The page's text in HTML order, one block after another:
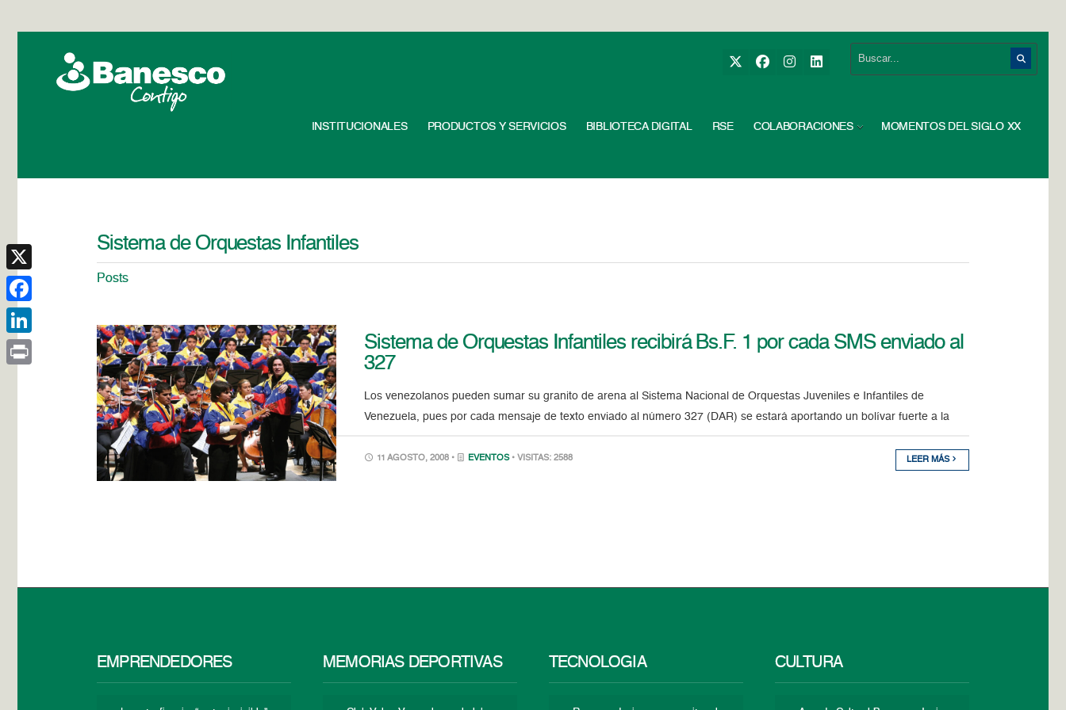
INSTITUCIONALES PRODUCTOS Y SERVICIOS BIBLIOTECA DIGITAL RSE COLABORACIONES MOMENTOS DEL SIGLO XX
Sistema de Orquestas Infantiles
Posts
Sistema de Orquestas Infantiles recibirá Bs.F. 1 por cada SMS enviado al
327
Los venezolanos pueden sumar su granito de arena al Sistema Nacional de Orquestas Juveniles e Infantiles de
Venezuela, pues por cada mensaje de texto enviado al número 327 (DAR) se estará aportando un bolívar fuerte a la
11 AGOSTO, 2008 • EVENTOS • VISITAS: 2588 LEER MÁS
EMPRENDEDORES MEMORIAS DEPORTIVAS TECNOLOGÍA CULTURA
X
Facebook
LinkedIn